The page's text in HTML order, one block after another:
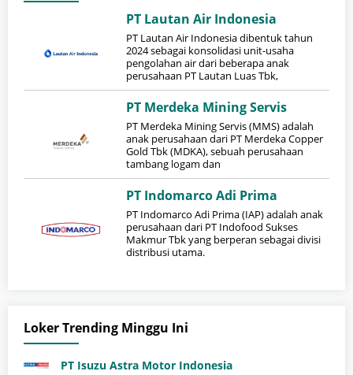
PT Lautan Air Indonesia
PT Lautan Air Indonesia dibentuk tahun
2024 sebagai konsolidasi unit-usaha
pengolahan air dari beberapa anak
perusahaan PT Lautan Luas Tbk,
PT Merdeka Mining Servis
​PT Merdeka Mining Servis (MMS) adalah
anak perusahaan dari PT Merdeka Copper
Gold Tbk (MDKA), sebuah perusahaan
tambang logam dan
PT Indomarco Adi Prima
​PT Indomarco Adi Prima (IAP) adalah anak
perusahaan dari PT Indofood Sukses
Makmur Tbk yang berperan sebagai divisi
distribusi utama.
Loker Trending Minggu Ini
PT Isuzu Astra Motor Indonesia